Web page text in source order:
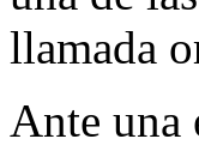
llamada
Ante una